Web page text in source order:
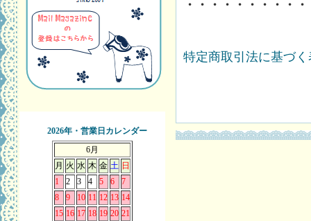
2026年・営業日カレンダー
6月
月 火 水 木 金 土 日
1
2 3 4 5 6
7
8
9 10 11 12 13 14
15 16 17 18 19 20 21
・・・・・・・・・
特定商取引法に基づ